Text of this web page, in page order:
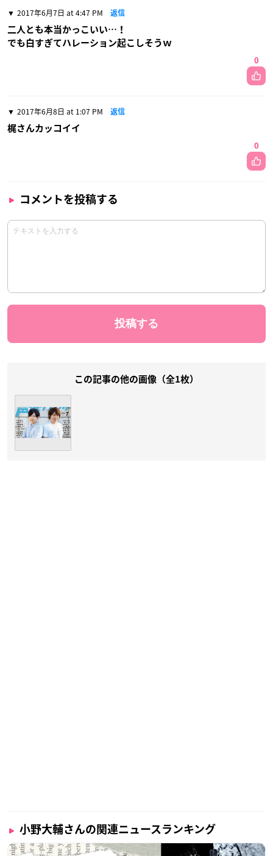
2017年6月7日 at 4:47 PM 返信
二人とも本当かっこいい…！
でも白すぎてハレーション起こしそうｗ
0
2017年6月8日 at 1:07 PM 返信
梶さんカッコイイ
0
コメントを投稿する
この記事の他の画像（全1枚）
小野大輔さんの関連ニュースランキング